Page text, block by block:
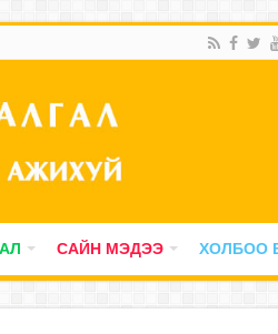
САЙН МЭДЭЭ ХОЛБОО